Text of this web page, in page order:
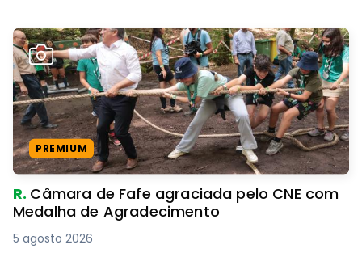
PREMIUM
R. Câmara de Fafe agraciada pelo CNE com
Medalha de Agradecimento
5 agosto 2026